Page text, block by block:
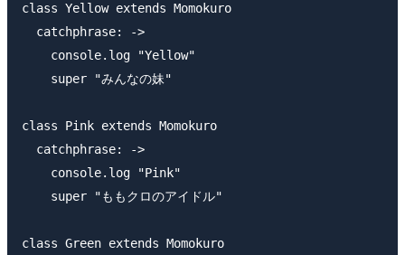
class Yellow extends Momokuro
  catchphrase: ->
    console.log "Yellow"
    super "みんなの妹"
class Pink extends Momokuro
  catchphrase: ->
    console.log "Pink"
    super "ももクロのアイドル"
class Green extends Momokuro